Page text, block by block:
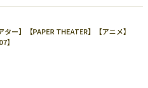
ター】【PAPER THEATER】【アニメ】
】